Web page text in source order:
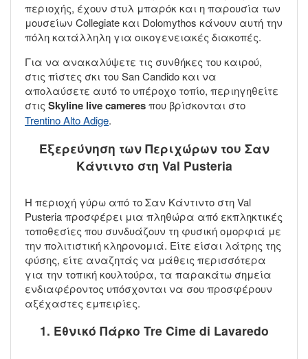
περιοχής, έχουν στυλ μπαρόκ και η παρουσία των
μουσείων Collegiate και Dolomythos κάνουν αυτή την
πόλη κατάλληλη για οικογενειακές διακοπές.
Για να ανακαλύψετε τις συνθήκες του καιρού,
στις πίστες σκι του San Candido και να
απολαύσετε αυτό το υπέροχο τοπίο, περιηγηθείτε
στις Skyline live cameresπου βρίσκονται στο
Trentino Alto Adige.
Εξερεύνηση των Περιχώρων του Σαν
Κάντιντο στη Val Pusteria
Η περιοχή γύρω από το Σαν Κάντιντο στη Val
Pusteria προσφέρει μια πληθώρα από εκπληκτικές
τοποθεσίες που συνδυάζουν τη φυσική ομορφιά με
την πολιτιστική κληρονομιά. Είτε είσαι λάτρης της
φύσης, είτε αναζητάς να μάθεις περισσότερα
για την τοπική κουλτούρα, τα παρακάτω σημεία
ενδιαφέροντος υπόσχονται να σου προσφέρουν
αξέχαστες εμπειρίες.
1. Εθνικό Πάρκο Tre Cime di Lavaredo